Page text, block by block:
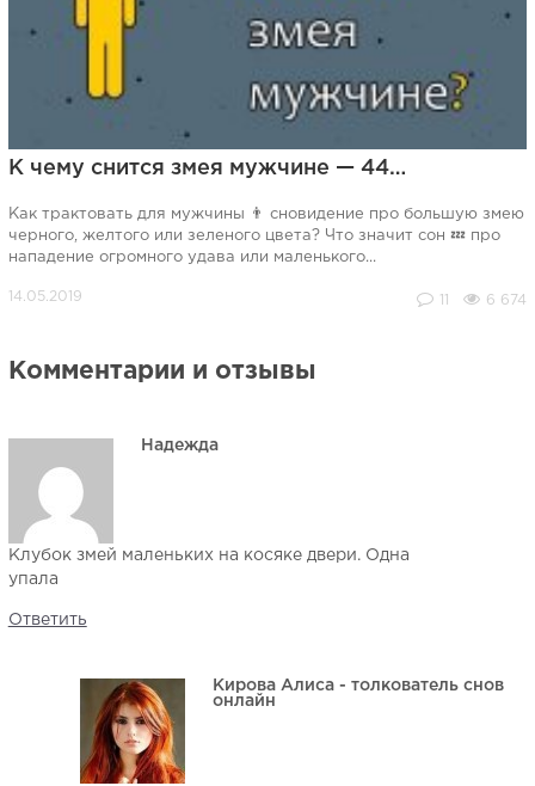
К чему снится змея мужчине — 44…
Как трактовать для мужчины 👨 сновидение про большую змею
черного, желтого или зеленого цвета? Что значит сон 💤 про
нападение огромного удава или маленького...
6 674
Комментарии и отзывы
Надежда
Клубок змей маленьких на косяке двери. Одна
упала
Ответить
Кирова Алиса - толкователь снов
онлайн